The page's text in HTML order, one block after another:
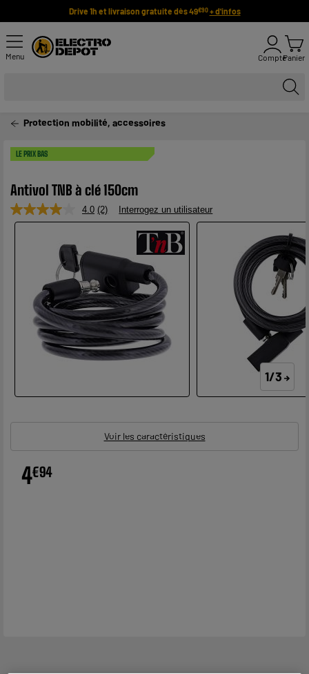
Drive 1h et livraison gratuite dès 49€90 + d'infos
Menu ComptePanier
Protection mobilité, accessoires
LE PRIX BAS
Antivol TNB à clé 150cm
4.0 Lire
2
sur
même
page.
(2) Interrogez un utilisateur
1/3
Voir les caractéristiques
4€94